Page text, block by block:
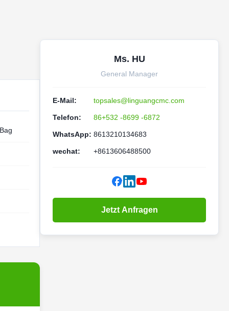
Ms. HU
General Manager
E-Mail: topsales@linguangcmc.com
Telefon: 86+532 -8699 -6872
WhatsApp: 8613210134683
wechat: +8613606488500
Jetzt Anfragen